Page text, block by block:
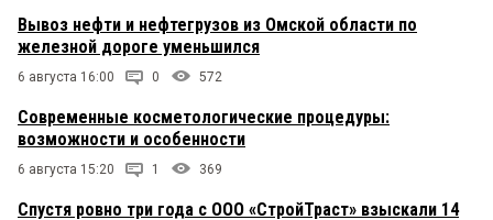
Вывоз нефти и нефтегрузов из Омской области по
железной дороге уменьшился
6 августа 16:00 0 572
Современные косметологические процедуры:
возможности и особенности
6 августа 15:20 1 369
Спустя ровно три года с ООО «СтройТраст» взыскали 14